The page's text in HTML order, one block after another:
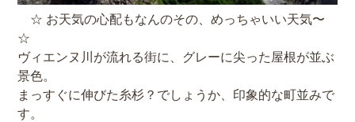
☆ お天気の心配もなんのその、めっちゃいい天気〜
☆
ヴィエンヌ川が流れる街に、グレーに尖った屋根が並ぶ
景色。
まっすぐに伸びた糸杉？でしょうか、印象的な町並みで
す。